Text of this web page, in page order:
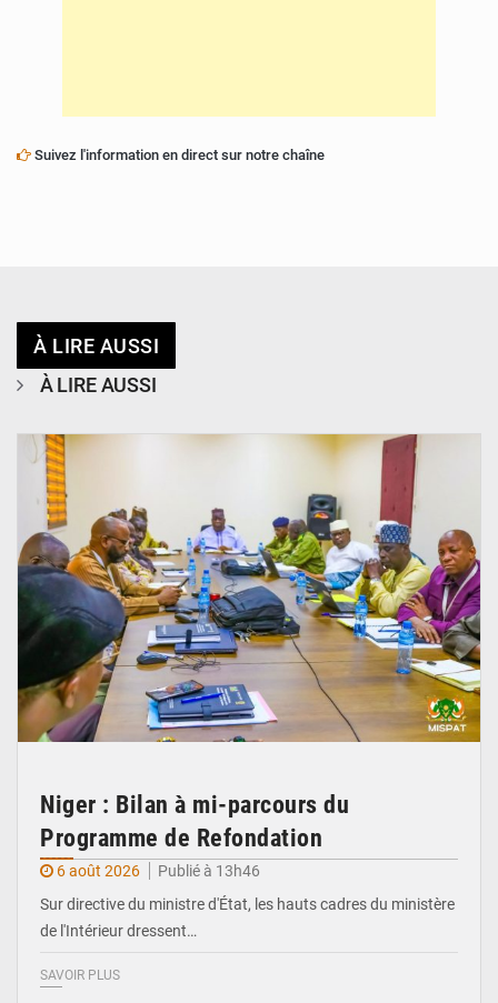
Suivez l'information en direct sur notre chaîne
À LIRE AUSSI
À LIRE AUSSI
Niger : Bilan à mi-parcours du
Programme de Refondation
6 août 2026
Publié à 13h46
Sur directive du ministre d'État, les hauts cadres du ministère
de l'Intérieur dressent…
SAVOIR PLUS